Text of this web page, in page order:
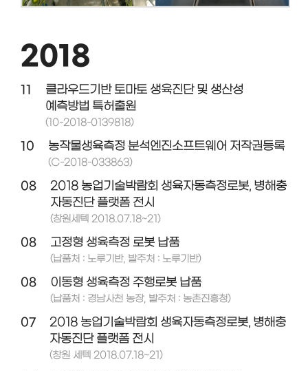
2018
11
클라우드기반 토마토 생육진단 및 생산성
예측방법 특허출원
(10-2018-0139818)
10 농작물생육측정 분석엔진소프트웨어 저작권등록
(C-2018-033863)
08
2018 농업기술박람회 생육자동측정로봇, 병해충
자동진단 플랫폼 전시
(창원세텍 2018.07.18~21)
08 고정형 생육측정 로봇 납품
(납품처 : 노루기반, 발주처 : 노루기반)
08 이동형 생육측정 주행로봇 납품
(납품처 : 경남사천 농장, 발주처 : 농촌진흥청)
07
2018 농업기술박람회 생육자동측정로봇, 병해충
자동진단 플랫폼 전시
(창원 세텍 2018.07.18~21)